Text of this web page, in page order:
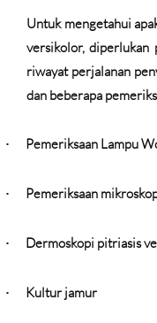
Untuk mengetahui
versikolor, diperlukan
riwayat perjalanan
dan beberapa
· Pemeriksaan Lampu
· Pemeriksaan
· Dermoskopi pitriasis
· Kultur jamur